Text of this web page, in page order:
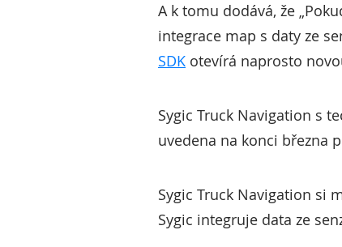
A k tomu dodává, že
integrace map s daty ze
SDK otevírá naprosto
Sygic Truck Navigation s
uvedena na konci března
Sygic Truck Navigation si
Sygic integruje data ze